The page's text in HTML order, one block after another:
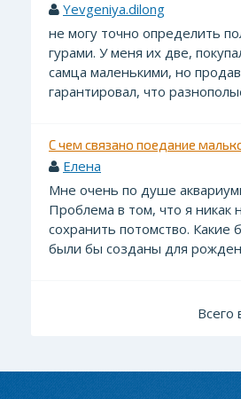
Yevgeniya.dilong
не могу точно определить
гурами. У меня их две,
самца маленькими, но
гарантировал, что
С чем связано поедание
Елена
Мне очень по душе
Проблема в том, что я никак
сохранить потомство. Какие
были бы созданы для
Всего